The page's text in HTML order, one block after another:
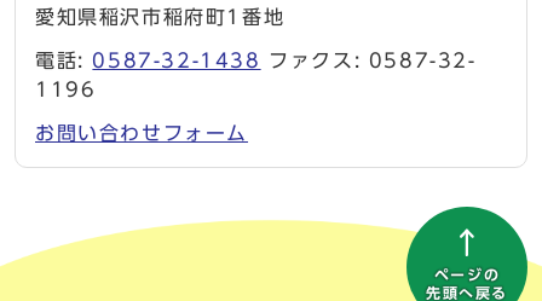
愛知県稲沢市稲府町1番地
電話: 0587-32-1438
ファクス: 0587-32-
1196
お問い合わせフォーム
ページの
先頭へ戻る